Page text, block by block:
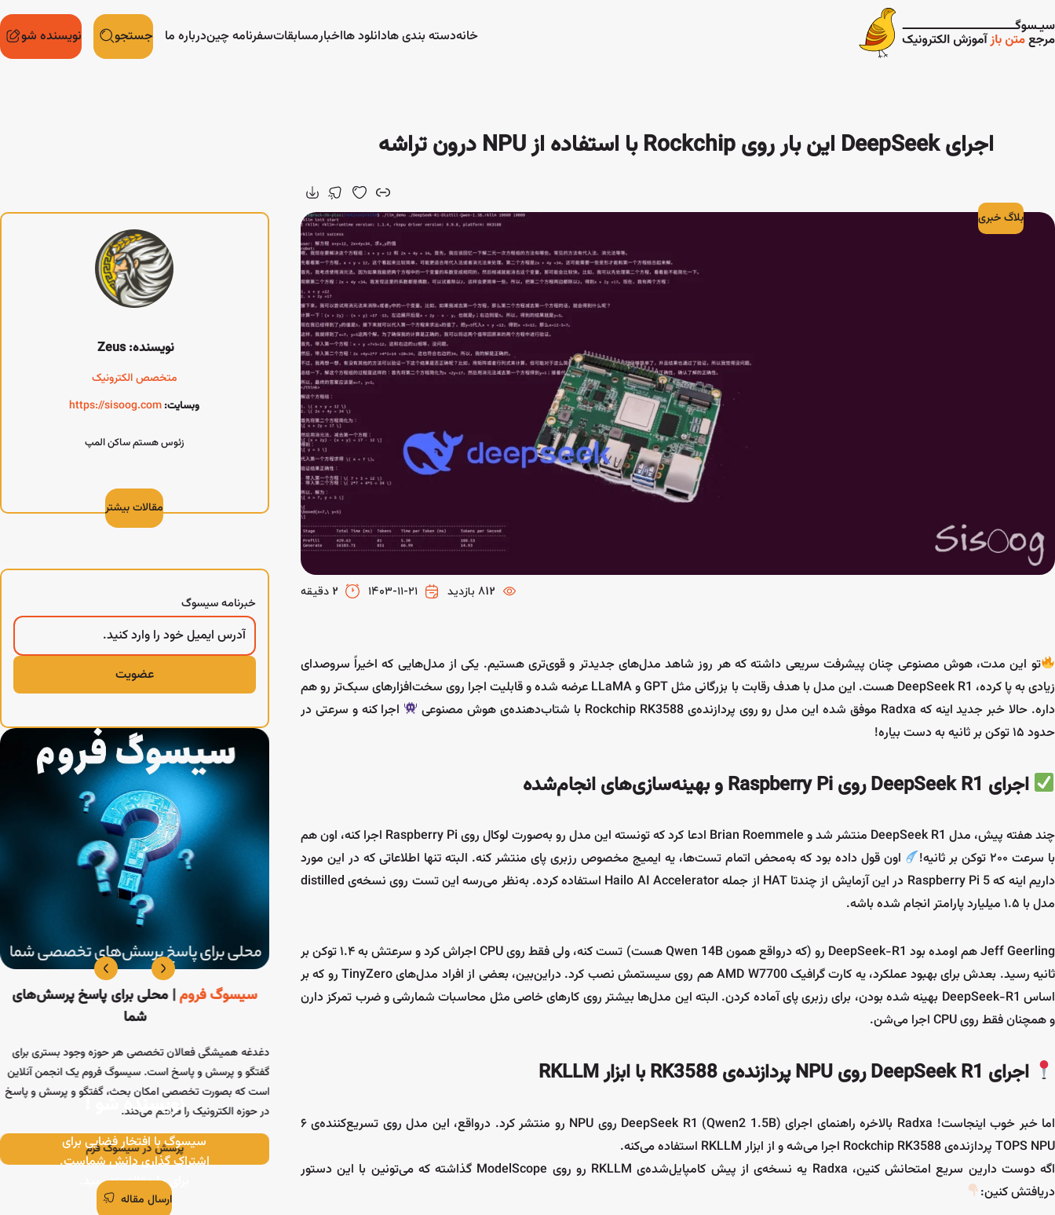
خانهدسته بندی هادانلود هااخبارمسابقاتسفرنامه چیندرباره ما جستجو نویسنده شو
اجرای DeepSeek این بار روی Rockchip با استفاده از NPU درون تراشه
بلاگ خبری
812 بازدید ۱۴۰۳-۱۱-۲۱ 2 دقیقه
تو این مدت، هوش مصنوعی چنان پیشرفت سریعی داشته که هر روز شاهد مدل‌های جدیدتر و قوی‌تری هستیم. یکی از مدل‌هایی که اخیراً سروصدای
زیادی به پا کرده، DeepSeek R1 هست. این مدل با هدف رقابت با بزرگانی مثل GPT و LLaMA عرضه شده و قابلیت اجرا روی سخت‌افزارهای سبک‌تر رو هم
داره. حالا خبر جدید اینه که Radxa موفق شده این مدل رو روی پردازنده‌ی Rockchip RK3588 با شتاب‌دهنده‌ی هوش مصنوعی
اجرا کنه و سرعتی در
حدود ۱۵ توکن بر ثانیه به دست بیاره!
اجرای DeepSeek R1 روی Raspberry Pi و بهینه‌سازی‌های انجام‌شده
چند هفته پیش، مدل DeepSeek R1 منتشر شد و Brian Roemmele ادعا کرد که تونسته این مدل رو به‌صورت لوکال روی Raspberry Pi اجرا کنه، اون هم
با سرعت ۲۰۰ توکن بر ثانیه!
اون قول داده بود که به‌محض اتمام تست‌ها، یه ایمیج مخصوص رزبری پای منتشر کنه. البته تنها اطلاعاتی که در این مورد
داریم اینه که Raspberry Pi 5 در این آزمایش از چندتا HAT از جمله Hailo AI Accelerator استفاده کرده. به‌نظر می‌رسه این تست روی نسخه‌ی distilled
مدل با ۱.۵ میلیارد پارامتر انجام شده باشه.
Jeff Geerling هم اومده بود DeepSeek-R1 رو (که درواقع همون Qwen 14B هست) تست کنه، ولی فقط روی CPU اجراش کرد و سرعتش به ۱.۴ توکن بر
ثانیه رسید. بعدش برای بهبود عملکرد، یه کارت گرافیک AMD W7700 هم روی سیستمش نصب کرد. دراین‌بین، بعضی از افراد مدل‌های TinyZero رو که بر
اساس DeepSeek-R1 بهینه شده بودن، برای رزبری پای آماده کردن. البته این مدل‌ها بیشتر روی کارهای خاصی مثل محاسبات شمارشی و ضرب تمرکز دارن
و همچنان فقط روی CPU اجرا می‌شن.
اجرای DeepSeek R1 روی NPU پردازنده‌ی RK3588 با ابزار RKLLM
اما خبر خوب اینجاست! Radxa بالاخره راهنمای اجرای DeepSeek R1 (Qwen2 1.5B) روی NPU رو منتشر کرد. درواقع، این مدل روی تسریع‌کننده‌ی ۶
TOPS NPU پردازنده‌ی Rockchip RK3588 اجرا می‌شه و از ابزار RKLLM استفاده می‌کنه.
اگه دوست دارین سریع امتحانش کنین، Radxa یه نسخه‌ی از پیش کامپایل‌شده‌ی RKLLM رو روی ModelScope گذاشته که می‌تونین با این دستور
دریافتش کنین:
نویسنده: Zeus ‌
متخصص الکترونیک
وبسایت: https://sisoog.com
زئوس هستم ساکن المپ
مقالات بیشتر
خبرنامه سیسوگ
سیسوگ فروم| محلی برای پاسخ پرسش‌های
شما
دغدغه همیشگی فعالان تخصصی هر حوزه وجود بستری برای
گفتگو و پرسش و پاسخ است. سیسوگ فروم یک انجمن آنلاین
است که بصورت تخصصی امکان بحث، گفتگو و پرسش و پاسخ
در حوزه الکترونیک را فراهم می‌کند.
پرسش در سیسوگ فرم
سیکار| اولین مرجع متن باز ECU در ایران
نویسنده شو !
سیسوگ با افتخار فضایی برای
اشتراک گذاری دانش شماست.
برای ما مقاله بنویسید.
ارسال مقاله